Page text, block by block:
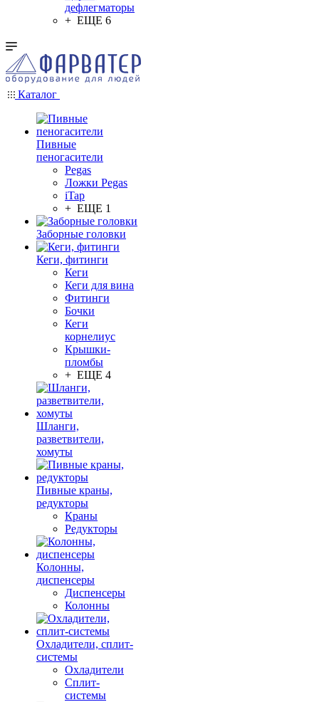
дефлегматоры
+ ЕЩЕ 6
Каталог
Пивные
пеногасители
Pegas
Ложки Pegas
iTap
+ ЕЩЕ 1
Заборные головки
Кеги, фитинги
Кеги
Кеги для вина
Фитинги
Бочки
Кеги
корнелиус
Крышки-
пломбы
+ ЕЩЕ 4
Шланги,
разветвители,
хомуты
Пивные краны,
редукторы
Краны
Редукторы
Колонны,
диспенсеры
Диспенсеры
Колонны
Охладители, сплит-
системы
Охладители
Сплит-
системы